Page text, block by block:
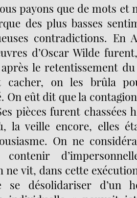
payons que de mots et
des plus basses
contradictions. En
d’Oscar Wilde
le retentissement
cacher, on les brûla
On eût dit que la
pièces furent chassées
la veille encore, elles
On ne
contenir
ne vit, dans cette
se désolidariser d’un